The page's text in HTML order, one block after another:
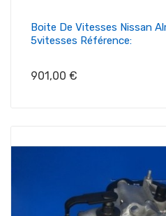
Boite De Vitesses Nissan
5vitesses Référence:
Prix
901,00 €